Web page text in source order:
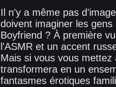
Il n'y a même pas
doivent imaginer les
Boyfriend ? À première
l'ASMR et un accent
Mais si vous vous
transformera en un
fantasmes érotiques